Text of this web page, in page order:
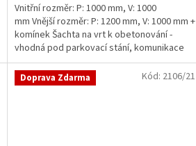
Vnitřní rozměr: P: 1000 mm, V: 1000
mm Vnější rozměr: P: 1200 mm, V: 1000 mm +
komínek Šachta na vrt k obetonování -
vhodná pod parkovací stání, komunikace
nebo do míst...
Doprava Zdarma Kód: 2106/21